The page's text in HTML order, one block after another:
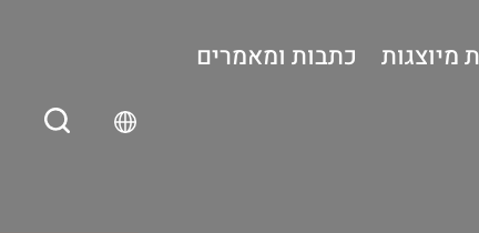
מיוצגות כתבות ומאמרים